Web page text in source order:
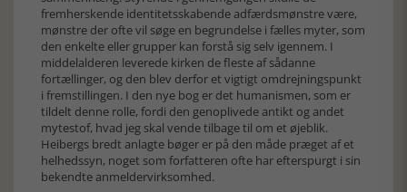
fremherskende identitetsskabende adfærdsmønstre være,
mønstre der ofte vil søge en begrundelse i fælles myter, som
den enkelte eller grupper kan forstå sig selv igennem. I
middelalderen leverede kirken de fleste af sådanne
fortællinger, og den blev derfor et vigtigt omdrejningspunkt
i fremstillingen. I den nye bog er det humanismen, som er
tildelt denne rolle, fordi den genoplivede antikt og andet
mytestof, hvad jeg skal vende tilbage til om et øjeblik.
Heibergs bredt anlagte bøger er på den måde præget af et
helhedssyn, noget som forfatteren ofte har efterspurgt i sin
bekendte anmeldervirksomhed.